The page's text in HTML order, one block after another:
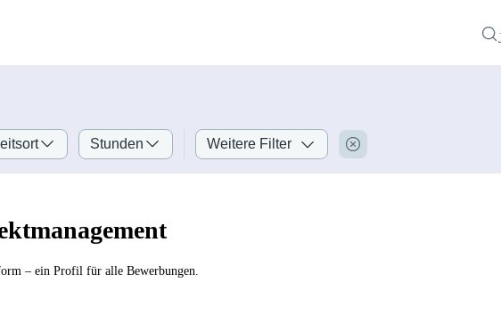
Stunden Weitere Filter
– ein Profil für alle Bewerbungen.